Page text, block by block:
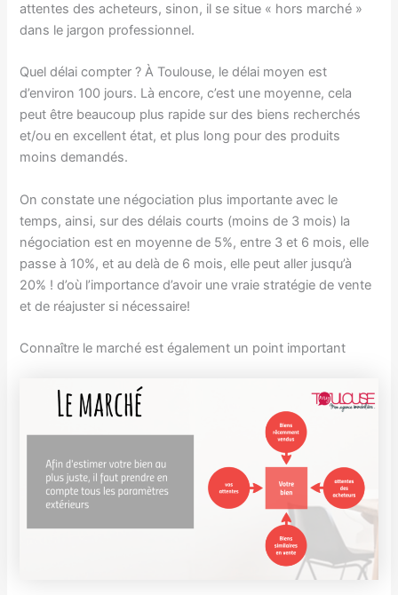
attentes des acheteurs, sinon, il se situe « hors marché »
dans le jargon professionnel.
Quel délai compter ? À Toulouse, le délai moyen est
d’environ 100 jours. Là encore, c’est une moyenne, cela
peut être beaucoup plus rapide sur des biens recherchés
et/ou en excellent état, et plus long pour des produits
moins demandés.
On constate une négociation plus importante avec le
temps, ainsi, sur des délais courts (moins de 3 mois) la
négociation est en moyenne de 5%, entre 3 et 6 mois, elle
passe à 10%, et au delà de 6 mois, elle peut aller jusqu’à
20% ! d’où l’importance d’avoir une vraie stratégie de vente
et de réajuster si nécessaire!
Connaître le marché est également un point important